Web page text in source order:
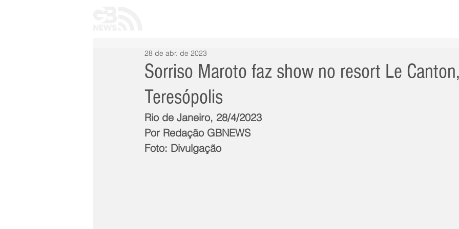
Sorriso Maroto faz show no resort Le
Teresópolis
28 de abr. de 2023
Rio de Janeiro, 28/4/2023
Por Redação GBNEWS
Foto: Divulgação